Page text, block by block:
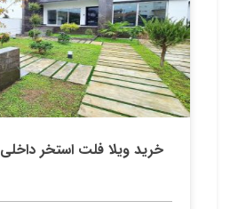
خرید ویلا فلت استخر داخلی 450 متری در نور